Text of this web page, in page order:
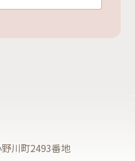
川町2493番地